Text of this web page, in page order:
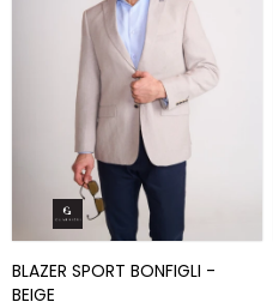
BLAZER SPORT BONFIGLI -
BEIGE